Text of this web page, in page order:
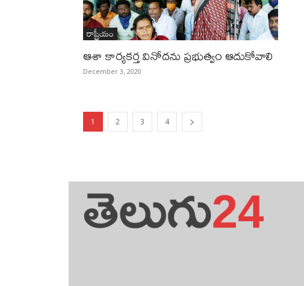
రాష్ట్రీయం
ఆశా కార్యకర్త వినోదను ప్రభుత్వం ఆదుకోవాలి
December 3, 2020
1 2 3 4